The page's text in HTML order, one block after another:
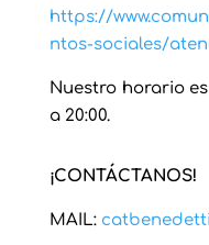
https://
ntos-sociales/
Nuestro horario
a 20:00.
¡CONTÁCTANOS!
MAIL: